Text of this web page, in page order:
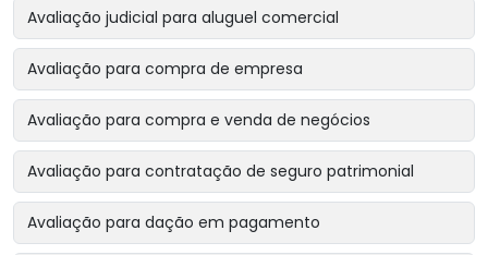
Avaliação judicial para aluguel comercial
Avaliação para compra de empresa
Avaliação para compra e venda de negócios
Avaliação para contratação de seguro patrimonial
Avaliação para dação em pagamento